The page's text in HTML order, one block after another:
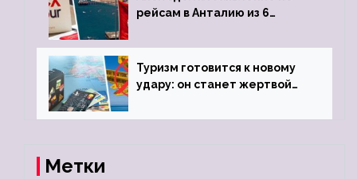
рейсам в Анталию из 6
Туризм готовится к новому
удару: он станет жертвой
Метки